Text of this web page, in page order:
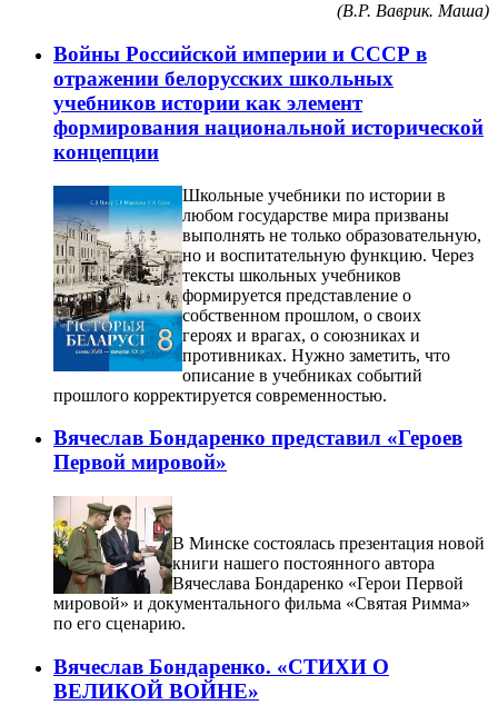
(В.Р. Ваврик. Маша)
Войны Российской империи и СССР в
отражении белорусских школьных
учебников истории как элемент
формирования национальной исторической
концепции
Школьные учебники по истории в
любом государстве мира призваны
выполнять не только образовательную,
но и воспитательную функцию. Через
тексты школьных учебников
формируется представление о
собственном прошлом, о своих
героях и врагах, о союзниках и
противниках. Нужно заметить, что
описание в учебниках событий
прошлого корректируется современностью.
Вячеслав Бондаренко представил «Героев
Первой мировой»
В Минске состоялась презентация новой
книги нашего постоянного автора
Вячеслава Бондаренко «Герои Первой
мировой» и документального фильма «Святая Римма»
по его сценарию.
Вячеслав Бондаренко. «CТИХИ О
ВЕЛИКОЙ ВОЙНЕ»